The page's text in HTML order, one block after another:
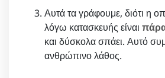
Αυτά τα γράφουμε, διότι η
λόγω κατασκευής είναι
και δύσκολα σπάει. Αυτό
ανθρώπινο λάθος.